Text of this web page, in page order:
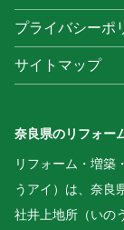
プライバシーポ
サイトマップ
奈良県のリフォ
リフォーム・増
うアイ）は、奈良
社井上地所（いの